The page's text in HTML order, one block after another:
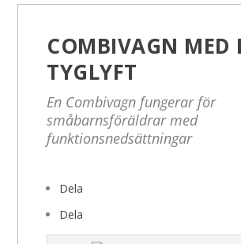
COMBIVAGN MED
TYGLYFT
En Combivagn fungerar för
småbarnsföräldrar med
funktionsnedsättningar
Dela
Dela